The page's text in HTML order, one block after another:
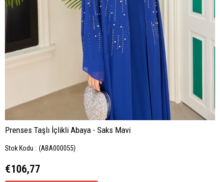
Prenses Taşlı İçlikli Abaya - Saks Mavi
Stok Kodu (ABA000055)
€106,77